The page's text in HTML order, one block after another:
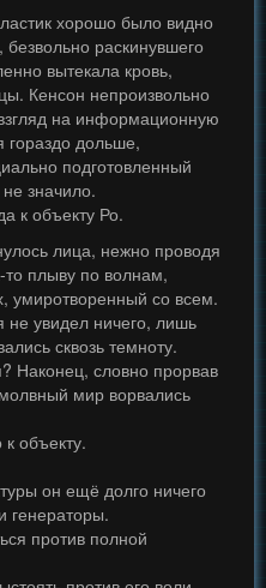
хорошо было видно
раскинувшего
вытекала кровь,
Кенсон непроизвольно
на информационную
дольше,
подготовленный
значило.
к объекту Ро.
лица, нежно проводя
то плыву по волнам,
умиротворенный со всем.
не увидел ничего, лишь
сквозь темноту.
Наконец, словно прорвав
мир ворвались
объекту.
он ещё долго ничего
генераторы.
против полной